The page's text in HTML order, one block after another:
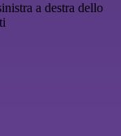
a destra dello